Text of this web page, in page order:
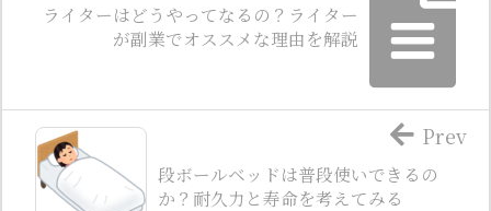
ライターはどうやってなるの？ライター
が副業でオススメな理由を解説
段ボールベッドは普段使いできるの
か？耐久力と寿命を考えてみる
Prev